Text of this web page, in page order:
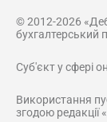
© 2012-2026
бухгалтерський
Суб'єкт у сфері
Використання
згодою редакції